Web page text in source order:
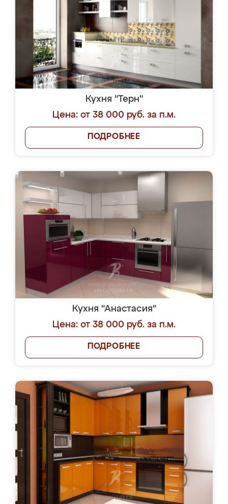
Кухня "Терн"
Цена: от 38 000 руб. за п.м.
ПОДРОБНЕЕ
Кухня "Анастасия"
Цена: от 38 000 руб. за п.м.
ПОДРОБНЕЕ